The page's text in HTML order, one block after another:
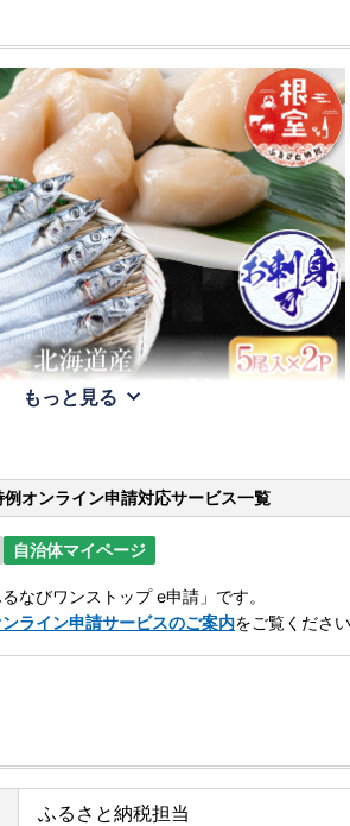
もっと見る
オンライン申請対応サービス一覧
自治体マイページ
なびワンストップ e申請」です。
ライン申請サービスのご案内をご覧ください
ふるさと納税担当